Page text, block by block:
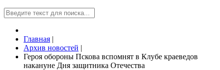
Главная |
Архив новостей |
Героя обороны Пскова вспомнят в Клубе краеведов
накануне Дня защитника Отечества